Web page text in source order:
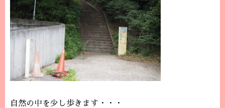
自然の中を少し歩きます・・・